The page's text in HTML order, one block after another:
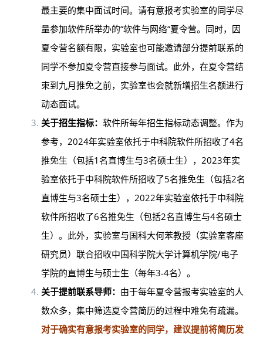
最主要的集中面试时间。请有意报考实验室的同学尽
量参加软件所举办的“软件与网络“夏令营。同时，因
夏令营名额有限，实验室也可能邀请部分提前联系的
同学不参加夏令营直接参与面试。此外，在夏令营结
束到九月推免之前，实验室也会就新增招生名额进行
动态面试。
关于招生指标： 软件所每年招生指标动态调整。作为
参考，2024年实验室依托于中科院软件所招收了4名
推免生（包括1名直博生与3名硕士生），2023年实
验室依托于中科院软件所招收了5名推免生（包括2名
直博生与3名硕士生），2022年实验室依托于中科院
软件所招收了6名推免生（包括2名直博生与4名硕士
生）。此外，实验室与国科大何苯教授（实验室客座
研究员）联合招收中国科学院大学计算机学院/电子
学院的直博生与硕士生（每年3-4名）。
关于提前联系导师： 由于每年夏令营报考实验室的人
数众多，集中筛选夏令营简历的过程中难免有疏漏。
对于确实有意报考实验室的同学，建议提前将简历发